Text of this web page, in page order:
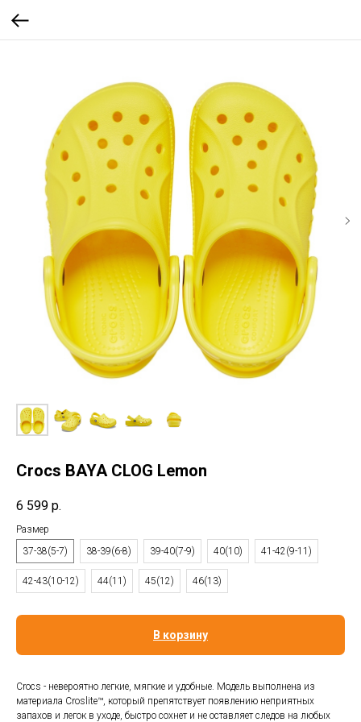
Crocs BAYA CLOG Lemon
6 599 р.
Размер
37-38(5-7)
38-39(6-8) 39-40(7-9) 40(10) 41-42(9-11)
42-43(10-12) 44(11) 45(12) 46(13)
В корзину
Crocs - невероятно легкие, мягкие и удобные. Модель выполнена из
материала Croslite™, который препятствует появлению неприятных
запахов и легок в уходе, быстро сохнет и не оставляет следов на любых